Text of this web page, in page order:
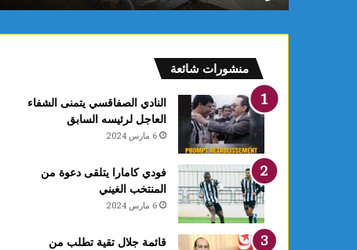
فعالية
منشورات شائعة
النادي الصفاقسي يتمنى الشفاء
العاجل لرئيسه السابق
6 مارس 2024
فودي كامارا يتلقى دعوة من
المنتخب الغيني
6 مارس 2024
قائمة جلال تقية تطلب من